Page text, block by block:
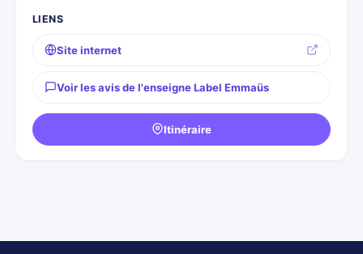
LIENS
Site internet
Voir les avis de l'enseigne Label Emmaüs
Itinéraire